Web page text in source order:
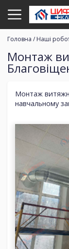
Головна / Наші
Монтаж
Монтаж
навчальному